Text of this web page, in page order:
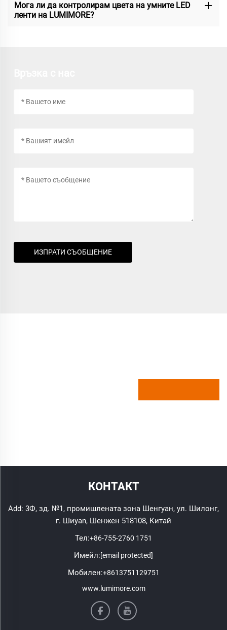
Мога ли да контролирам цвета на умните LED
ленти на LUMIMORE?
ИЗПРАТИ СЪОБЩЕНИЕ
КОНТАКТ
Add: 3Ф, зд. №1, промишлената зона Шенгуан, ул. Шилонг,
г. Шиyan, Шенжен 518108, Китай
Тел:+86-755-2760 1751
Имейл:[email protected]
Мобилен:+8613751129751
www.lumimore.com